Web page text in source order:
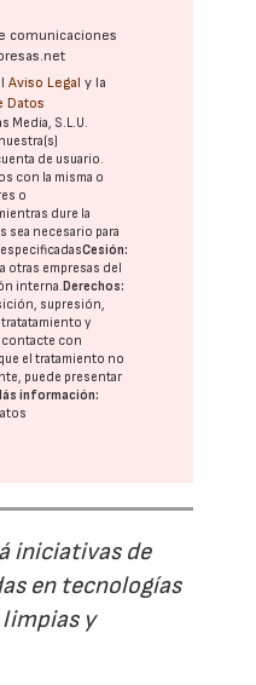
comunicaciones
Aviso Legal y la
Datos
Media, S.L.U.
de usuario.
con la misma o
o
dure la
sea necesario para
especificadasCesión:
otras empresas del
interna. Derechos:
supresión,
y
contacte con
el tratamiento no
puede presentar
información:
iniciativas de
en tecnologías
y